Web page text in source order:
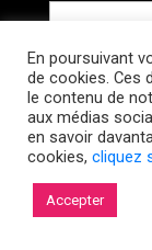
© 2026
En poursuivant
de cookies. Ces
le contenu de
aux médias
en savoir
cookies, cliquez
Accepter